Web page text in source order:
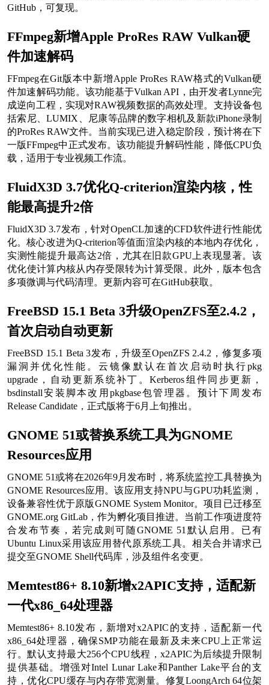
GitHub，可复现。
FFmpeg新增Apple ProRes RAW Vulkan硬
件加速解码
FFmpeg在Git版本中新增Apple ProRes RAW格式的Vulkan硬
件加速解码功能。该功能基于Vulkan API，由开发者Lynne完
成逆向工程，实现对RAW视频数据的高效处理。支持设备包
括索尼、LUMIX、尼康等品牌的数字相机及新款iPhone录制
的ProRes RAW文件。当前实现已进入稳定阶段，预计将在下
一版FFmpeg中正式发布。该功能提升解码性能，降低CPU负
载，适用于专业视频工作流。
FluidX3D 3.7优化Q-criterion渲染内核，性
能最高提升2倍
FluidX3D 3.7发布，针对OpenCL加速的CFD软件进行性能优
化。核心改进为Q-criterion等值面渲染内核的本地内存优化，
实测性能提升最高达2倍，尤其在旧款GPU上表现显著。该
优化使计算内核从内存受限转为计算受限。此外，版本包含
多项微调与代码清理。更新内容可在GitHub获取。
FreeBSD 15.1 Beta 3升级OpenZFS至2.4.2，
首次启动自动更新
FreeBSD 15.1 Beta 3发布，升级至OpenZFS 2.4.2，修复多项
漏洞并优化性能。云镜像默认在首次启动时执行pkg
upgrade，自动更新系统补丁。Kerberos组件同步更新，
bsdinstall安装脚本改用pkgbase包管理器。预计下周发布
Release Candidate，正式版将于6月上旬推出。
GNOME 51或替换系统工具为GNOME
Resources应用
GNOME 51或将在2026年9月发布时，将系统监控工具替换为
GNOME Resources应用。该应用支持NPU与GPU功耗监测，
设备兼容性优于原版GNOME System Monitor。项目已迁移至
GNOME.org GitLab，作为孵化项目推进。当前工作项进度符
合发布节奏，若完成则可随GNOME 51默认启用。已有
Ubuntu Linux采用该应用替代原系统工具。相关合并请求已
提交至GNOME Shell代码库，涉及组件名变更。
Memtest86+ 8.10新增x2APIC支持，适配新
一代x86_64处理器
Memtest86+ 8.10发布，新增对x2APIC的支持，适配新一代
x86_64处理器，确保SMP功能在最新及未来CPU上正常运
行。默认支持最大256个CPU线程，x2APIC为后续提升限制
提供基础。增强对Intel Lunar Lake和Panther Lake平台的支
持，优化CPU缓存与内存带宽测量。修复LoongArch 64位架